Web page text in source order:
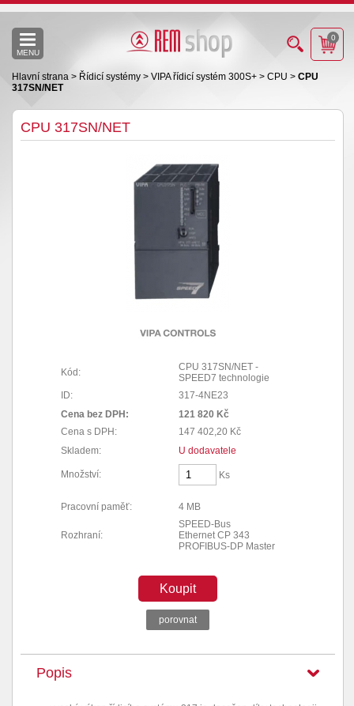
MENU
0
Hlavní strana > Řídicí systémy > VIPA řídicí systém 300S+ > CPU > CPU
317SN/NET
CPU 317SN/NET
Kód:
CPU 317SN/NET -
SPEED7 technologie
ID:
317-4NE23
Cena bez DPH:
121 820 Kč
Cena s DPH:
147 402,20 Kč
Skladem:
U dodavatele
Množství: Ks
Pracovní paměť: 4 MB
Rozhraní:
SPEED-Bus
Ethernet CP 343
PROFIBUS-DP Master
Koupit
porovnat
Popis